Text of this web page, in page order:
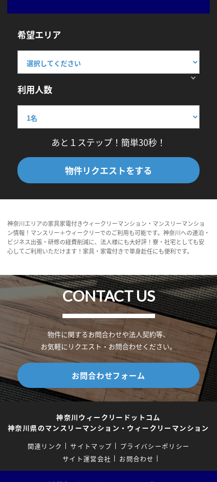
希望エリア
利用人数
あと１ステップ！簡単30秒！
物件リクエストをする
神奈川エリアの家具家電付きウィークリーマンション・マンスリーマンショ
ン情報！マンスリー＋ウィークリーでのご利用も可能です。神奈川への連泊・
ビジネス出張・研修の経費削減に、法人様にも大好評！寮・社宅としても安
心してご利用いただけます！家具・家電付きで単身赴任にも便利です。
CONTACT US
物件に関するお問合わせや法人契約等、
お気軽にリクエスト・お問合わせください。
お問合わせフォーム
神奈川ウィークリードットコム
神奈川県のマンスリーマンション・ウィークリーマンション
関連リンク サイトマップ
プライバシーポリシー
サイト運営会社
お問合わせ